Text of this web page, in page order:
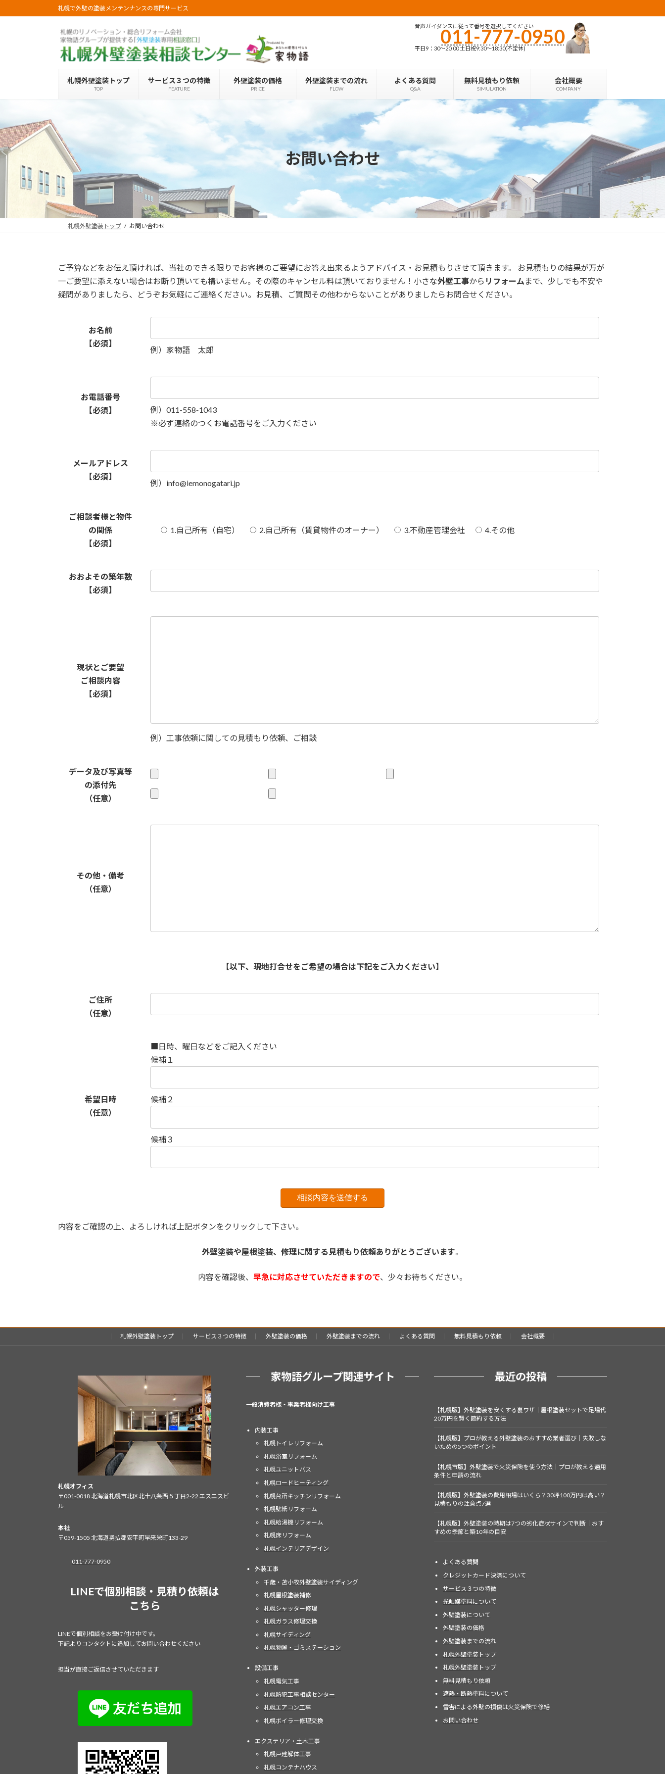
ン
ビ
札幌で外壁の塗装メンテンナンスの専門サービス
音声ガイダンスに従って番号を選択してください
011-777-0950
平日9：30〜20:00 土日祝9:30〜18:30(不定休)
札幌外壁塗装トップ
TOP
サービス３つの特徴
FEATURE
外壁塗装の価格
PRICE
外壁塗装までの流れ
FLOW
よくある質問
Q&A
無料見積もり依頼
SIMULATION
会社概要
COMPANY
お問い合わせ
札幌外壁塗装トップ お問い合わせ
ご予算などをお伝え頂ければ、当社のできる限りでお客様のご要望にお答え出来るようアドバイス・お見積もりさせて頂きます。 お見積もりの結果が万が
一ご要望に添えない場合はお断り頂いても構いません。その際のキャンセル料は頂いておりません！小さな外壁工事から リフォーム まで、少しでも不安や
疑問がありましたら、どうぞお気軽にご連絡ください。お見積、ご質問その他わからないことがありましたらお問合せください。
お名前
【必須】
例）家物語 太郎
お電話番号
【必須】
例）011-558-1043
※必ず連絡のつくお電話番号をご入力ください
メールアドレス
【必須】
例） info@iemonogatari.jp
ご相談者様と物件
の関係
【必須】
1.自己所有（自宅） 2.自己所有（賃貸物件のオーナー） 3.不動産管理会社 4.その他
おおよその築年数
【必須】
現状とご要望
ご相談内容
【必須】
例）工事依頼に関しての見積もり依頼、ご相談
データ及び写真等
の添付先
（任意）
その他・備考
（任意）
【以下、現地打合せをご希望の場合は下記をご入力ください】
ご住所
（任意）
希望日時
（任意）
■日時、曜日などをご記入ください
候補１
候補２
候補３
内容をご確認の上、よろしければ上記ボタンをクリックして下さい。
外壁塗装や屋根塗装、 修理に関する見積もり依頼ありがとうございます。
内容を確認後、 早急に対応させていただきますので、少々お待ちください。
札幌外壁塗装トップ サービス３つの特徴 外壁塗装の価格 外壁塗装までの流れ よくある質問 無料見積もり依頼 会社概要
札幌オフィス
〒001-0018 北海道札幌市北区北十八条西５丁目2-22 エスエスビ
ル
本社
〒059-1505 北海道勇払郡安平町早来栄町133-29
011-777-0950
LINEで個別相談・見積り依頼は
こちら
LINEで個別相談をお受け付け中です。
下記よりコンタクトに追加してお問い合わせください
担当が直接ご返信させていただきます
家物語グループ関連サイト
一般消費者様・事業者様向け工事
内装工事
札幌トイレリフォーム
札幌浴室リフォーム
札幌ユニットバス
札幌ロードヒーティング
札幌台所キッチンリフォーム
札幌壁紙リフォーム
札幌給湯機リフォーム
札幌床リフォーム
札幌インテリアデザイン
外装工事
千歳・苫小牧外壁塗装サイディング
札幌屋根塗装補修
札幌シャッター修理
札幌ガラス修理交換
札幌サイディング
札幌物置・ゴミステーション
設備工事
札幌電気工事
札幌防犯工事相談センター
札幌エアコン工事
札幌ボイラー修理交換
エクステリア・土木工事
札幌戸建解体工事
札幌コンテナハウス
最近の投稿
【札幌版】外壁塗装を安くする裏ワザ｜屋根塗装セットで足場代
20万円を賢く節約する方法
【札幌版】プロが教える外壁塗装のおすすめ業者選び｜失敗しな
いための5つのポイント
【札幌市版】外壁塗装で火災保険を使う方法｜プロが教える適用
条件と申請の流れ
【札幌版】外壁塗装の費用相場はいくら？30坪100万円は高い？
見積もりの注意点7選
【札幌版】外壁塗装の時期は7つの劣化症状サインで判断｜おす
すめの季節と築10年の目安
よくある質問
クレジットカード決済について
サービス３つの特徴
光触媒塗料について
外壁塗装について
外壁塗装の価格
外壁塗装までの流れ
札幌外壁塗装トップ
札幌外壁塗装トップ
無料見積もり依頼
遮熱・断熱塗料について
雪害による外壁の損傷は火災保険で修繕
お問い合わせ